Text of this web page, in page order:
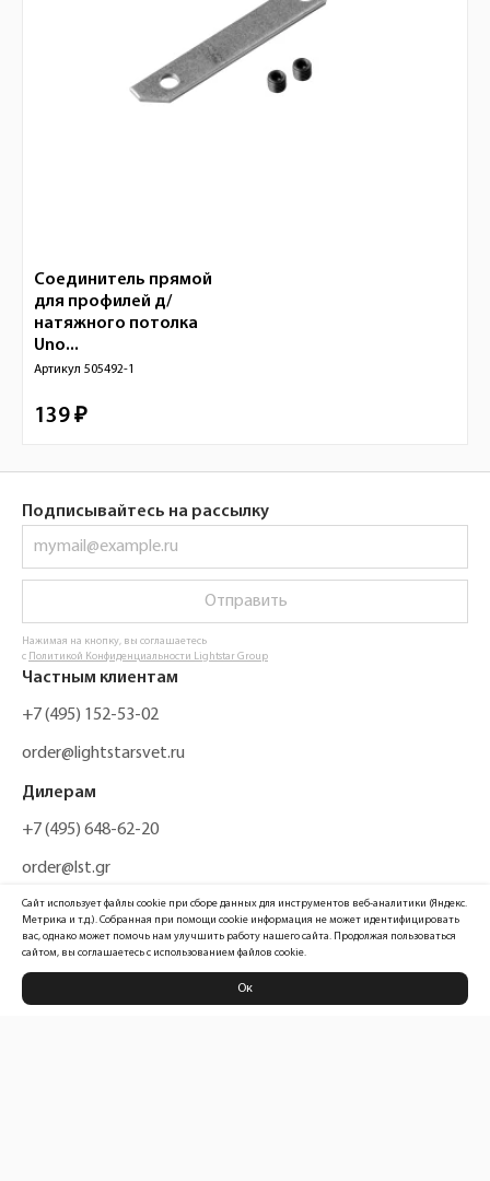
Соединитель прямой
для профилей д/
натяжного потолка
Uno...
Артикул 505492-1
139 ₽
Подписывайтесь на рассылку
Отправить
Нажимая на кнопку, вы соглашаетесь
с Политикой Конфиденциальности Lightstar Group
Частным клиентам
+7 (495) 152-53-02
order@lightstarsvet.ru
Дилерам
+7 (495) 648-62-20
order@lst.gr
Политика конфиденциальности
Сайт использует файлы cookie при сборе данных для инструментов веб-аналитики (Яндекс.
Метрика и т.д.). Собранная при помощи cookie информация не может идентифицировать
вас, однако может помочь нам улучшить работу нашего сайта. Продолжая пользоваться
сайтом, вы соглашаетесь с использованием файлов cookie.
Ок